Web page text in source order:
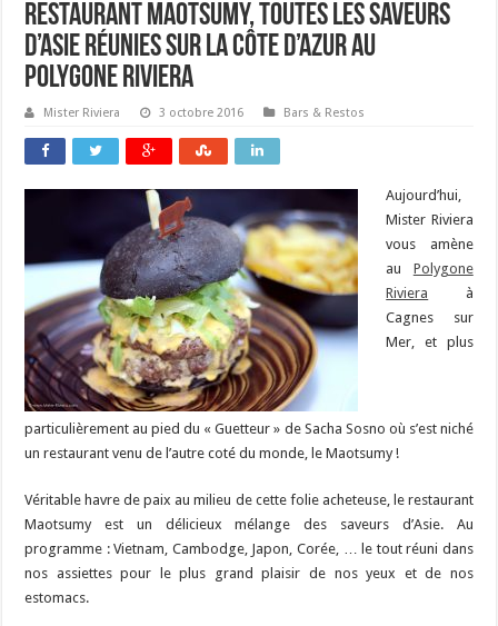
Restaurant Maotsumy, toutes les saveurs
d’Asie réunies sur la Côte d’Azur au
Polygone Riviera
Mister Riviera 3 octobre 2016 Bars & Restos
Aujourd’hui,
Mister Riviera
vous amène
au Polygone
Riviera à
Cagnes sur
Mer, et plus
particulièrement au pied du « Guetteur » de Sacha Sosno où s’est niché
un restaurant venu de l’autre coté du monde, le Maotsumy !
Véritable havre de paix au milieu de cette folie acheteuse, le restaurant
Maotsumy est un délicieux mélange des saveurs d’Asie. Au
programme : Vietnam, Cambodge, Japon, Corée, … le tout réuni dans
nos assiettes pour le plus grand plaisir de nos yeux et de nos
estomacs.